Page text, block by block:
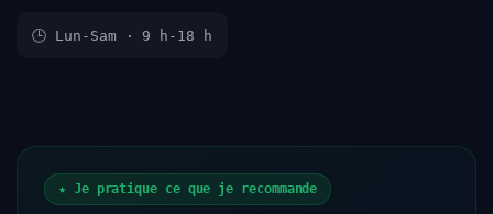
🕒 Lun-Sam · 9 h-18 h
★ Je pratique ce que je recommande